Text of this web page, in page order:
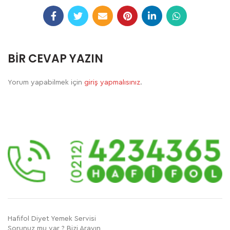
BIR CEVAP YAZIN
Yorum yapabilmek için giriş yapmalısınız.
Hafifol Diyet Yemek Servisi